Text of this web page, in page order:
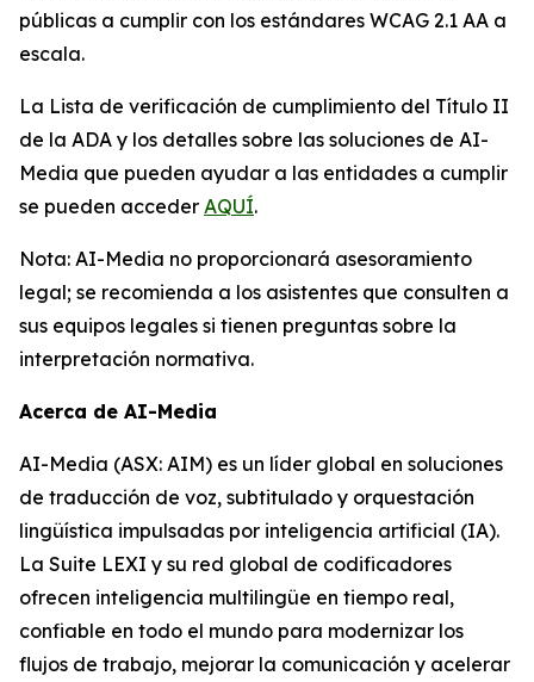
públicas a cumplir con los estándares WCAG 2.1 AA a
escala.
La Lista de verificación de cumplimiento del Título II
de la ADA y los detalles sobre las soluciones de AI-
Media que pueden ayudar a las entidades a cumplir
se pueden acceder AQUÍ.
Nota: AI-Media no proporcionará asesoramiento
legal; se recomienda a los asistentes que consulten a
sus equipos legales si tienen preguntas sobre la
interpretación normativa.
Acerca de AI-Media
AI-Media (ASX: AIM) es un líder global en soluciones
de traducción de voz, subtitulado y orquestación
lingüística impulsadas por inteligencia artificial (IA).
La Suite LEXI y su red global de codificadores
ofrecen inteligencia multilingüe en tiempo real,
confiable en todo el mundo para modernizar los
flujos de trabajo, mejorar la comunicación y acelerar